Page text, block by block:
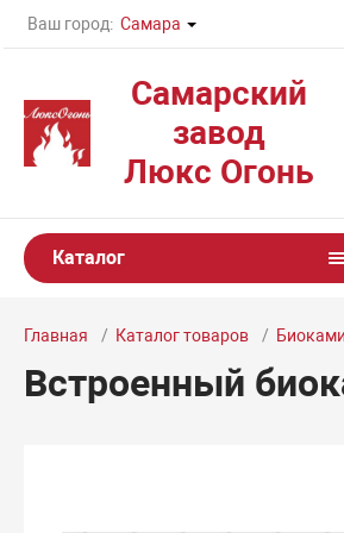
Ваш город: Самара
Самарский
завод
Люкс Огонь
Каталог
Главная Каталог товаров
Встроенный